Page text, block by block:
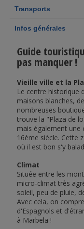
Transports
Infos générales
Guide
pas manquer !
Vieille ville et la
Le centre historique
maisons blanches,
nombreuses
trouve la "Plaza de
mais également une
16ème siècle. Cette
où il est bon s'y
Climat
Située entre les
micro-climat très
soleil, peu de pluie,
Avec cela, on
d'Espagnols et
à Marbela !